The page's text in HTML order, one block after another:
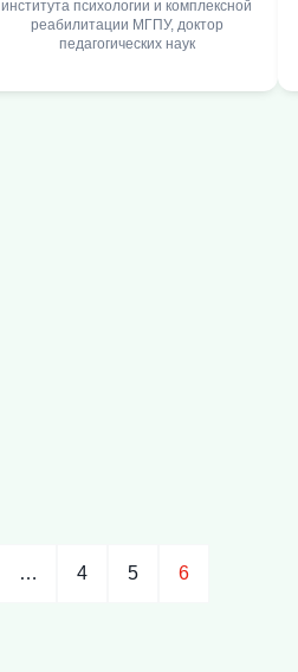
института психологии и комплексной
реабилитации МГПУ, доктор
педагогических наук
… 4 5 6